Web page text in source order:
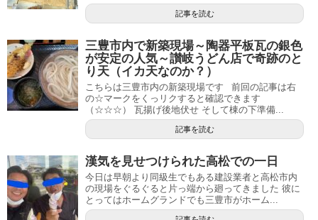
記事を読む
三豊市内で新築現場～陶器平板瓦の銀色
が安定の人気～讃岐うどん店で奇跡のと
り天（イカ天なのか？）
こちらは三豊市内の新築現場です 前回の記事は右
の☆マークをくっリクすると確認できます
（☆☆☆） 瓦揚げ後地伏せ そして棟の下準備...
記事を読む
漢気を見せつけられた高松での一日
今日は早朝より同級生でもある建設業者と高松市内
の現場をぐるぐると片っ端から廻ってきました 彼に
とってはホームグランドでも三豊市がホーム...